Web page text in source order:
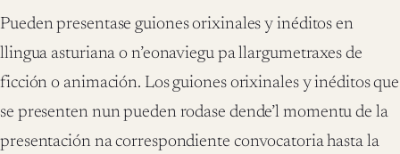
Pueden presentase guiones orixinales y inéditos en
llingua asturiana o n’eonaviegu pa llargumetraxes de
ficción o animación. Los guiones orixinales y inéditos que
se presenten nun pueden rodase dende’l momentu de la
presentación na correspondiente convocatoria hasta la